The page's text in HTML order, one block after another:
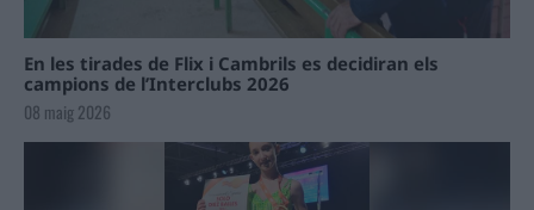
En les tirades de Flix i Cambrils es decidiran els
campions de l’Interclubs 2026
08 maig 2026